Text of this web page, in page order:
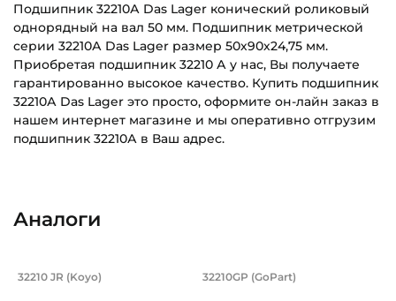
Подшипник 32210А Das Lager конический роликовый
однорядный на вал 50 мм. Подшипник метрической
серии 32210А Das Lager размер 50х90х24,75 мм.
Приобретая подшипник 32210 А у нас, Вы получаете
гарантированно высокое качество. Купить подшипник
32210А Das Lager это просто, оформите он-лайн заказ в
нашем интернет магазине и мы оперативно отгрузим
подшипник 32210А в Ваш адрес.
Наружный диаметр (D):
Тип посадочного отверстия на вал:
Категория:
Аналоги
Подшипник 50х90х23/19 мм,
32210 JR (Koyo) Подшипник
32210GP (GoPart)